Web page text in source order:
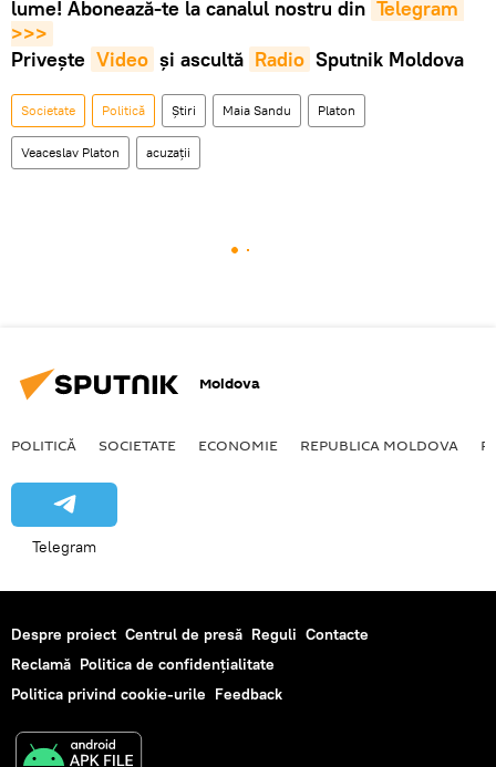
lume! Abonează-te la canalul nostru din Telegram
>>>
Privește Video și ascultă Radio Sputnik Moldova
Societate Politică Știri Maia Sandu Platon
Veaceslav Platon acuzații
Moldova
POLITICĂ SOCIETATE ECONOMIE REPUBLICA MOLDOVA
Telegram
Despre proiect Centrul de presă Reguli Contacte
Reclamă Politica de confidențialitate
Politica privind cookie-urile Feedback